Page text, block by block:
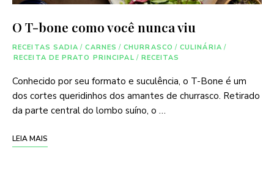
O T-bone como você nunca viu
RECEITAS SADIA / CARNES / CHURRASCO / CULINÁRIA /
RECEITA DE PRATO PRINCIPAL / RECEITAS
Conhecido por seu formato e suculência, o T-Bone é um
dos cortes queridinhos dos amantes de churrasco. Retirado
da parte central do lombo suíno, o …
LEIA MAIS